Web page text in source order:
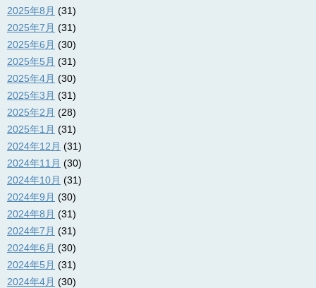
2025年8月 (31)
2025年7月 (31)
2025年6月 (30)
2025年5月 (31)
2025年4月 (30)
2025年3月 (31)
2025年2月 (28)
2025年1月 (31)
2024年12月 (31)
2024年11月 (30)
2024年10月 (31)
2024年9月 (30)
2024年8月 (31)
2024年7月 (31)
2024年6月 (30)
2024年5月 (31)
2024年4月 (30)